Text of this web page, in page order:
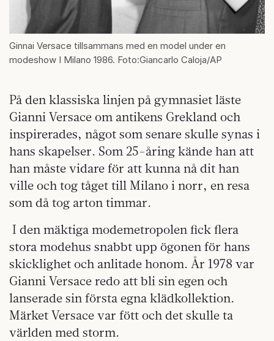
Ginnai Versace tillsammans med en model under en
modeshow I Milano 1986. Foto:Giancarlo Caloja/AP
På den klassiska linjen på gymnasiet läste
Gianni Versace om antikens Grekland och
inspirerades, något som senare skulle synas i
hans skapelser. Som 25-åring kände han att
han måste vidare för att kunna nå dit han
ville och tog tåget till Milano i norr, en resa
som då tog arton timmar.
I den mäktiga modemetropolen fick flera
stora modehus snabbt upp ögonen för hans
skicklighet och anlitade honom. År 1978 var
Gianni Versace redo att bli sin egen och
lanserade sin första egna klädkollektion.
Märket Versace var fött och det skulle ta
världen med storm.